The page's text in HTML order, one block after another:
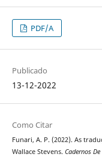
PDF/A
Publicado
13-12-2022
Como Citar
Funari, A. P. (2022). As
Wallace Stevens. Cadernos